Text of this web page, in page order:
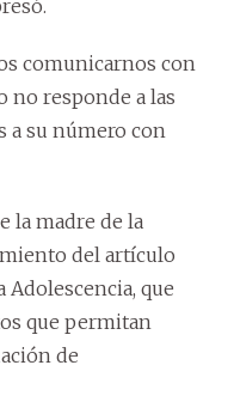
comunicarnos con
no responde a las
a su número con
la madre de la
del artículo
Adolescencia, que
que permitan
de